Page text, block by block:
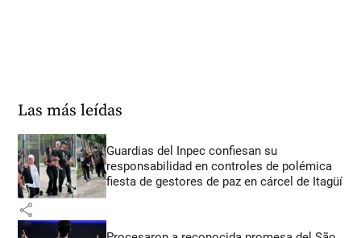
Las más leídas
Guardias del Inpec confiesan su
responsabilidad en controles de polémica
fiesta de gestores de paz en cárcel de Itagüí
share